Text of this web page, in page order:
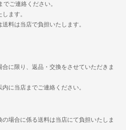
でご連絡ください。
ます。
料は当店で負担いたします。
に限り、返品・交換をさせていただきま
に当店までご連絡ください。
場合に係る送料は当店にて負担いたしま